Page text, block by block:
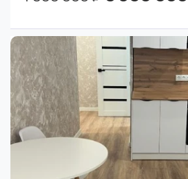
500